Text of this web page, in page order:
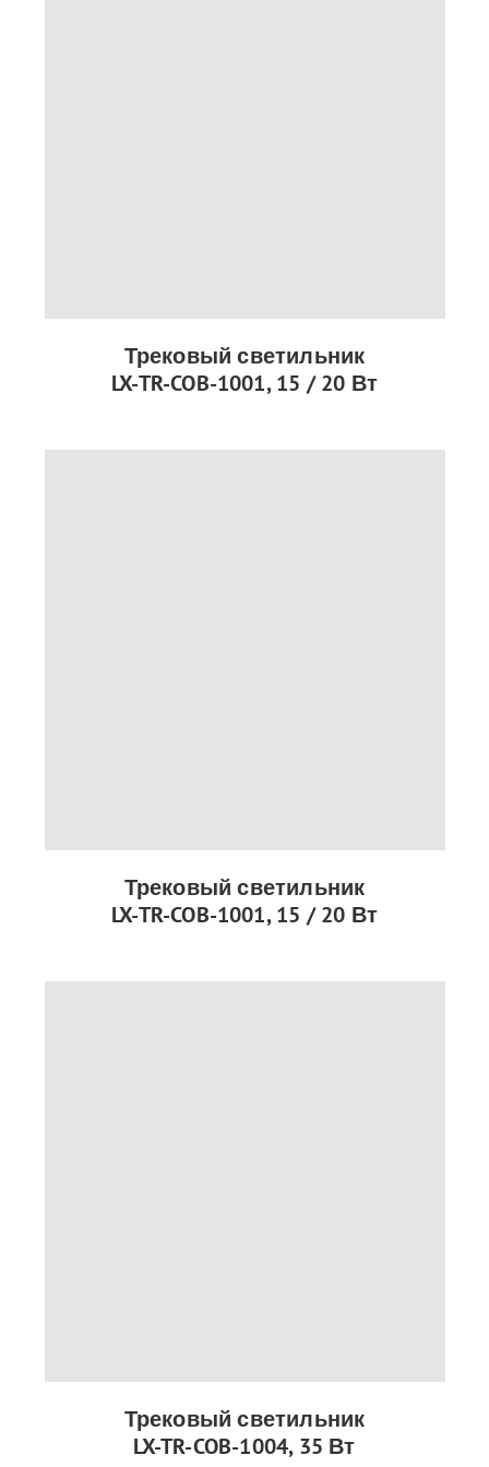
Трековый светильник
LX-TR-COB-1001, 15 / 20 Вт
Трековый светильник
LX-TR-COB-1001, 15 / 20 Вт
Трековый светильник
LX-TR-COB-1004, 35 Вт